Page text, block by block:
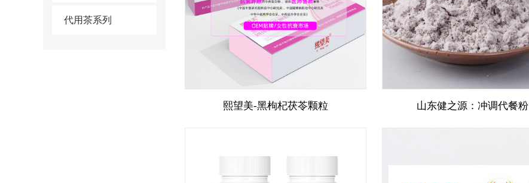
代用茶系列
熙望美-黑枸杞茯苓颗粒 山东健之源：冲调代餐粉